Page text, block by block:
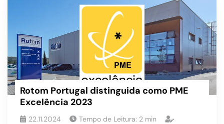
Rotom Portugal distinguida como PME
Excelência 2023
22.11.2024 Tempo de Leitura: 2 min